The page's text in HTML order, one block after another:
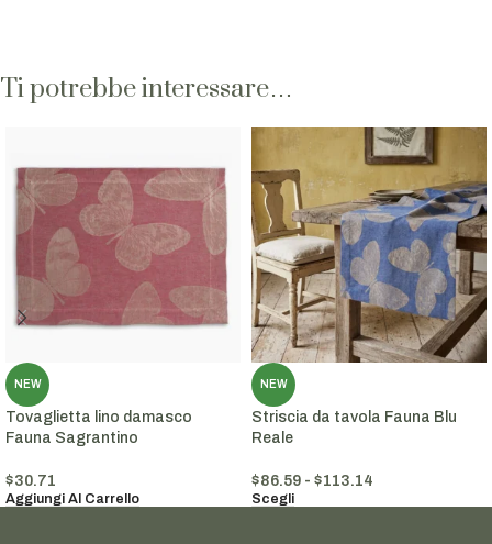
Ti potrebbe interessare…
NEW
Tovaglietta lino damasco
Fauna Sagrantino
$30.71
Aggiungi Al Carrello
NEW
Striscia da tavola Fauna Blu
Reale
$86.59 - $113.14
Scegli